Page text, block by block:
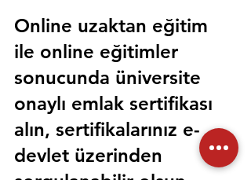
Online uzaktan eğitim
ile online eğitimler
sonucunda üniversite
onaylı emlak sertifikası
alın, sertifikalarınız e-
devlet üzerinden